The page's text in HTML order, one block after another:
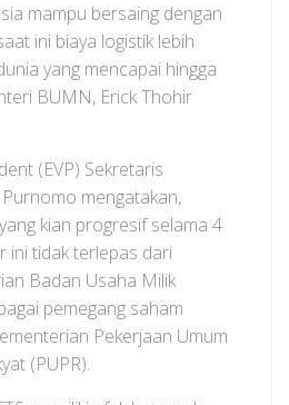
mampu bersaing dengan
ini biaya logistik lebih
yang mencapai hingga
BUMN, Erick Thohir
(EVP) Sekretaris
mengatakan,
kian progresif selama 4
ini tidak terlepas dari
Badan Usaha Milik
pemegang saham
Pekerjaan Umum
(PUPR).